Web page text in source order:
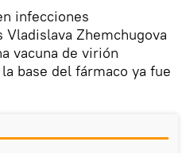
infecciones
Zhemchugova
vacuna de virión
base del fármaco ya fue